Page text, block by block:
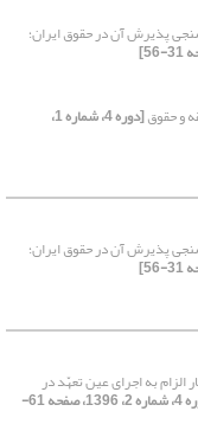
پذیرش آن در حقوق ایران؛
و حقوق [دوره 4، شماره 1،
پذیرش آن در حقوق ایران؛
الزام به اجرای عین تعهّد در
[دوره 4، شماره 2، 1396، صفحه 61-